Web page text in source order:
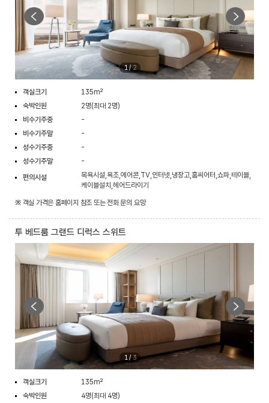
1/2
객실크기
135m²
숙박인원
2명(최대 2명)
비수기주중
-
비수기주말
-
성수기주중
-
성수기주말
-
편의시설
목욕시설,욕조,에어콘,TV,인터넷,냉장고,홈씨어터,쇼파,테이블,
케이블설치,헤어드라이기
※ 객실 가격은 홈페이지 참조 또는 전화 문의 요망
투 베드룸 그랜드 디럭스 스위트
1 /3
객실크기
135m²
숙박인원
4명(최대 4명)